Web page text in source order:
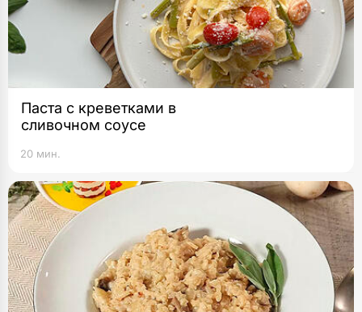
Паста с креветками в
сливочном соусе
20 мин.